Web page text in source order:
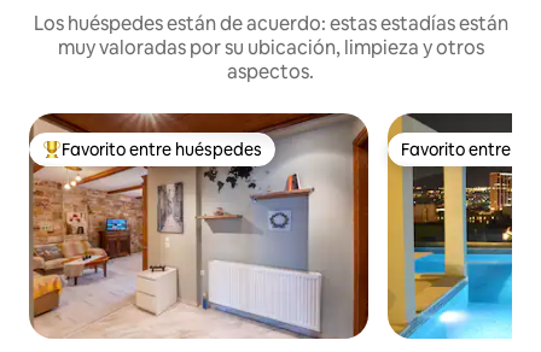
Los huéspedes están de acuerdo: estas estadías están
muy valoradas por su ubicación, limpieza y otros
aspectos.
Favorito entre huéspedes preferido
Favorito entre huéspedes Favorito entre
Favorito entre